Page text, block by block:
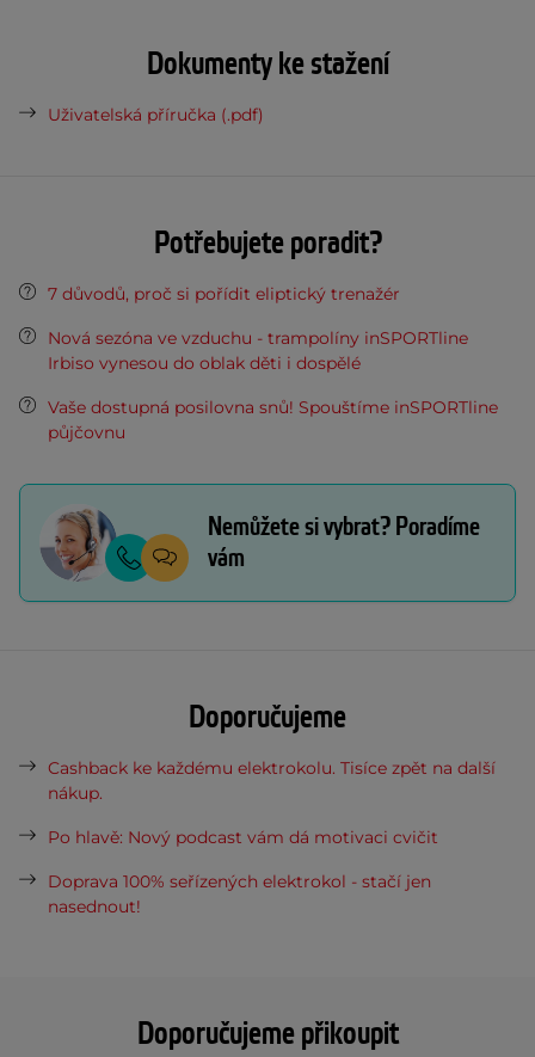
Doporučujeme přikoupit
Dokumenty ke stažení
Uživatelská příručka (.pdf)
Potřebujete poradit?
7 důvodů, proč si pořídit eliptický trenažér
Nová sezóna ve vzduchu - trampolíny inSPORTline
Irbiso vynesou do oblak děti i dospělé
Vaše dostupná posilovna snů! Spouštíme inSPORTline
půjčovnu
Nemůžete si vybrat? Poradíme
vám
Doporučujeme
Cashback ke každému elektrokolu. Tisíce zpět na další
nákup.
Po hlavě: Nový podcast vám dá motivaci cvičit
Doprava 100% seřízených elektrokol - stačí jen
nasednout!